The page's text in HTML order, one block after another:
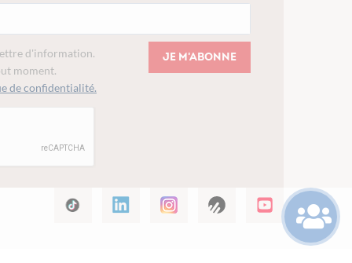
d'information.
moment.
de confidentialité.
Je m'abonne